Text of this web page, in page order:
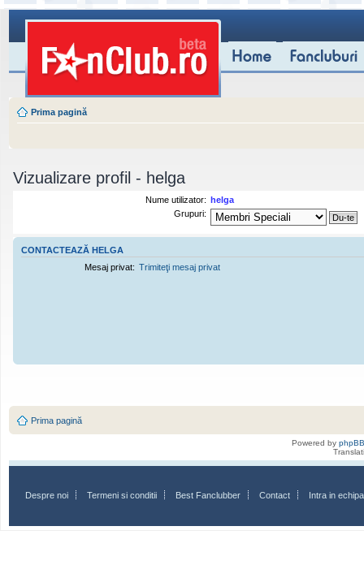
Prima pagină
Vizualizare profil - helga
Nume utilizator: helga
Grupuri:
CONTACTEAZĂ HELGA
Mesaj privat: Trimiteţi mesaj privat
Prima pagină
Powered by phpBB
Despre noi Termeni si conditii Best Fanclubber Contact Intra in